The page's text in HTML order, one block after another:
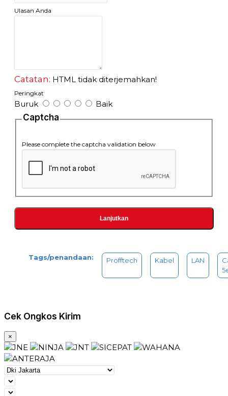
cable/DSL
Ulasan Anda
Catatan: HTML tidak diterjemahkan!
Peringkat
Buruk Baik
Captcha
Please complete the captcha validation below
Lanjutkan
Tags/penandaan: Profftech Kabel LAN
Cek Ongkos Kirim
×